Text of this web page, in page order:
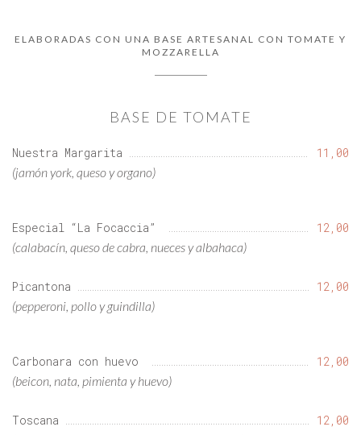
ELABORADAS CON UNA BASE ARTESANAL CON TOMATE Y
MOZZARELLA
BASE DE TOMATE
Nuestra Margarita
11,00
(jamón york, queso y organo)
Especial “La Focaccia”
12,00
(calabacín, queso de cabra, nueces y albahaca)
Picantona
12,00
(pepperoni, pollo y guindilla)
Carbonara con huevo
12,00
(beicon, nata, pimienta y huevo)
Toscana
12,00